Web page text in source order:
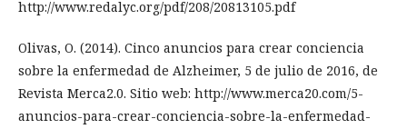
http://www.redalyc.org/pdf/208/20813105.pdf
Olivas, O. (2014). Cinco anuncios para crear conciencia
sobre la enfermedad de Alzheimer, 5 de julio de 2016, de
Revista Merca2.0. Sitio web: http://www.merca20.com/5-
anuncios-para-crear-conciencia-sobre-la-enfermedad-